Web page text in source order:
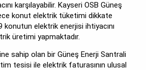
karşılayabilir. Kayseri OSB Güneş
konut elektrik tüketimi dikkate
konutun elektrik enerjisi ihtiyacını
üretimi yapmaktadır.
sahip olan bir Güneş Enerji Santrali
tesisi ile elektrik faturasının ulusal